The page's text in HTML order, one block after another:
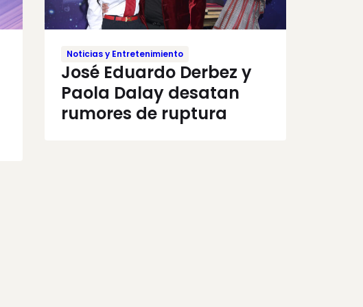
Noticias y Entretenimiento
José Eduardo Derbez y
Paola Dalay desatan
rumores de ruptura